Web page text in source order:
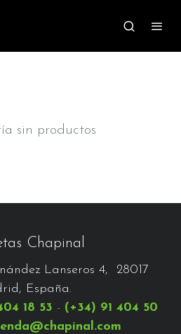
sin productos
Chapinal
Lanseros 4, 28017
España.
18 53 - (+34) 91 404 50